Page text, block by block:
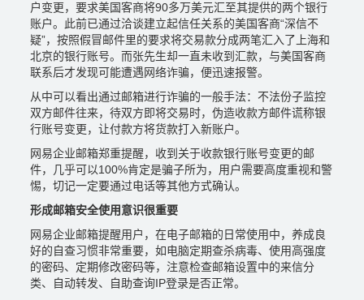
户变更，要求美国客商将90多万美元汇至其提供的两个银行
账户。此前已通过洽谈建立起信任关系的美国客商“深信不
疑”，按照假冒邮件里的要求将交易款分成两笔汇入了上海和
北京的银行账号。而张先生却一直未收到汇款，与美国客商
联系后才发现可能遭遇网络诈骗，便迅速报警。
从中可以看出通过邮箱进行诈骗的一般手法：不法份子监控
双方邮件往来，待双方即将交易时，伪造收款方邮件谎称银
行账号变更，让付款方将货款打入新账户。
网易企业邮箱郑重提醒，收到关于收款银行账号变更的邮
件，几乎可以100%肯定是骗子所为，用户需要高度重视和警
惕，切记一定要通过电话等其他方式确认。
形成邮箱安全使用意识很重要
网易企业邮箱提醒用户，在电子邮箱的日常使用中，养成良
好的自查习惯非常重要，如电脑定期查杀病毒、使用高强度
的密码、定期修改密码等，注意检查邮箱设置中的来信分
类、自动转发、自助查询IP登录是否正常。